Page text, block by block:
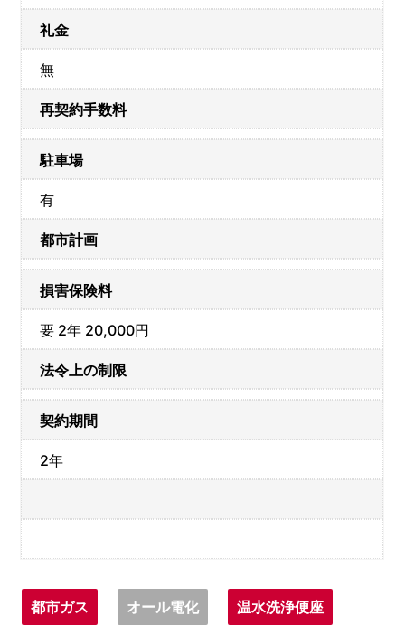
礼金
無
再契約手数料
駐車場
有
都市計画
損害保険料
要 2年 20,000円
法令上の制限
契約期間
2年
都市ガス オール電化 温水洗浄便座